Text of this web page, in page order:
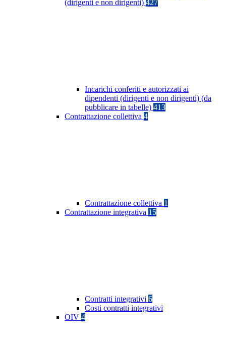
(dirigenti e non dirigenti) 427
Incarichi conferiti e autorizzati ai
dipendenti (dirigenti e non dirigenti) (da
pubblicare in tabelle) 413
Contrattazione collettiva 4
Contrattazione collettiva 1
Contrattazione integrativa 15
Contratti integrativi 6
Costi contratti integrativi
OIV 4